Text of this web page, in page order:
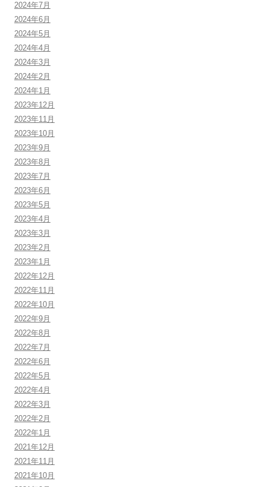
2024年7月
2024年6月
2024年5月
2024年4月
2024年3月
2024年2月
2024年1月
2023年12月
2023年11月
2023年10月
2023年9月
2023年8月
2023年7月
2023年6月
2023年5月
2023年4月
2023年3月
2023年2月
2023年1月
2022年12月
2022年11月
2022年10月
2022年9月
2022年8月
2022年7月
2022年6月
2022年5月
2022年4月
2022年3月
2022年2月
2022年1月
2021年12月
2021年11月
2021年10月